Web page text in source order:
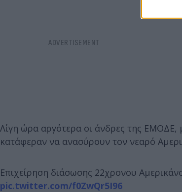
Λίγη ώρα αργότερα οι άνδρες της ΕΜΟΔΕ,
κατάφεραν να ανασύρουν τον νεαρό
Επιχείρηση διάσωσης 22χρονου
pic.twitter.com/f0ZwQr5I96